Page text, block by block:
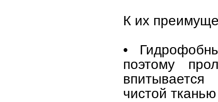
К их
•
поэтому
чистой